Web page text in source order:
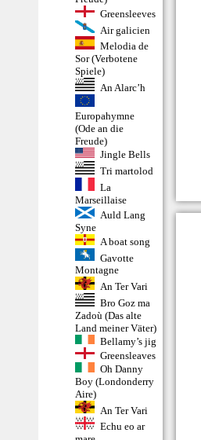
Greensleeves
Air galicien
Melodia de
Sor (Verbotene
Spiele)
An Alarc’h
Europahymne
(Ode an die
Freude)
Jingle Bells
Tri martolod
La
Marseillaise
Auld Lang
Syne
A boat song
Gavotte
Montagne
An Ter Vari
Bro Goz ma
Zadoù (Das alte
Land meiner Väter)
Bellamy’s jig
Greensleaves
Oh Danny
Boy (Londonderry
Aire)
An Ter Vari
Echu eo ar